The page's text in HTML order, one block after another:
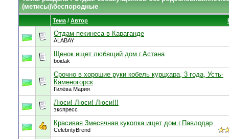
(метисы)\беспородные
Тема / Автор
Отдам пекинеса в Караганде
ALABAY
Щенок ищет любящий дом г.Астана
boidak
Срочно в хорошие руки кобель курцхара, 3 года, Усть-
Каменогорск
Гилёва Мария
Люси! Люси! Люси!!!
экспресс
Красивая 3месячная куколка ищет дом.г.Павлодар
CelebrityBrend